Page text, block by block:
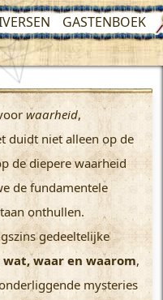
GASTENBOEK
waarheid,
duidt niet alleen op de
de diepere waarheid
de fundamentele
onthullen.
gedeeltelijke
wat, waar en waarom,
mysteries